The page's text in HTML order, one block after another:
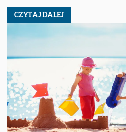
CZYTAJ DALEJ